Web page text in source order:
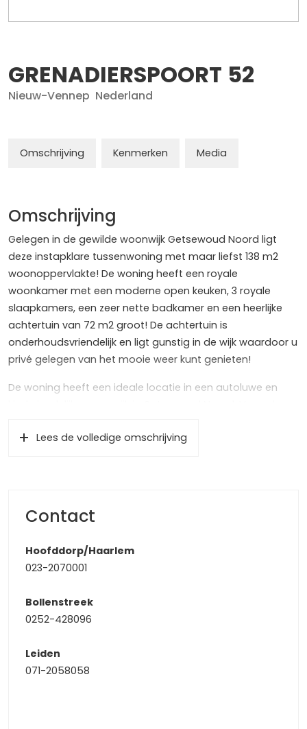
GRENADIERSPOORT 52
Nieuw-Vennep Nederland
Omschrijving Kenmerken Media
Omschrijving
Gelegen in de gewilde woonwijk Getsewoud Noord ligt
deze instapklare tussenwoning met maar liefst 138 m2
woonoppervlakte! De woning heeft een royale
woonkamer met een moderne open keuken, 3 royale
slaapkamers, een zeer nette badkamer en een heerlijke
achtertuin van 72 m2 groot! De achtertuin is
onderhoudsvriendelijk en ligt gunstig in de wijk waardoor u
privé gelegen van het mooie weer kunt genieten!
De woning heeft een ideale locatie in een autoluwe en
loopafstand gelegen winkelcentrum. Daarnaast heeft u
Hoofddorp, Schiphol en Amsterdam heeft u eveneens
voldoende mogelijkheden voor woon- werk- en
recreatieverkeer.
De entree
parkeerplaatsen voor de deur. De voortuin is grotendeels
bestraat in combinatie met een aantal plantenborders.
met toegang tot het toilet, de meterkast, de vaste trap
naar de 1e verdieping en de woonkamer. De massief
Lees de volledige omschrijving
Contact
Hoofddorp/Haarlem
023-2070001
Bollenstreek
0252-428096
Leiden
071-2058058